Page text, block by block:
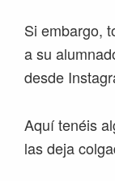
Si embargo,
a su
desde
Aquí tenéis
las deja